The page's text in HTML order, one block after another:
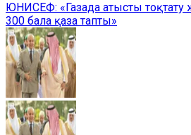
ЮНИСЕФ: «Газада атысты тоқтату
300 бала қаза тапты»